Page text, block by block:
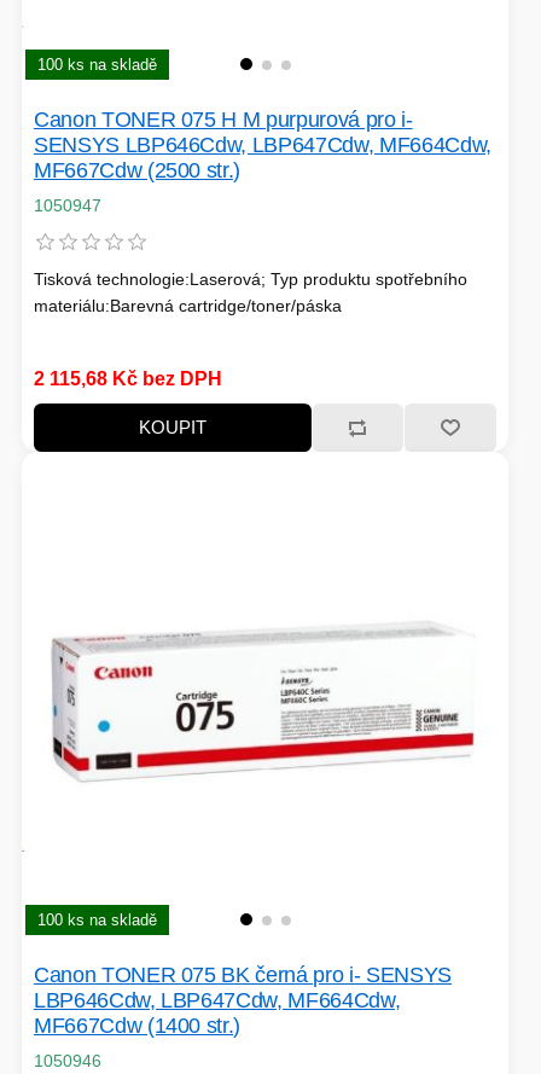
100 ks na skladě
Canon TONER 075 H M purpurová pro i-
SENSYS LBP646Cdw, LBP647Cdw, MF664Cdw,
MF667Cdw (2500 str.)
1050947
Tisková technologie:Laserová; Typ produktu spotřebního
materiálu:Barevná cartridge/toner/páska
2 115,68 Kč bez DPH
KOUPIT
100 ks na skladě
Canon TONER 075 BK černá pro i- SENSYS
LBP646Cdw, LBP647Cdw, MF664Cdw,
MF667Cdw (1400 str.)
1050946